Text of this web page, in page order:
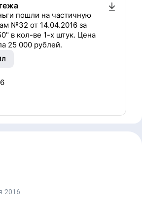
пошли на частичную
№32 от 14.04.2016 за
в кол-ве 1-х штук. Цена
25 000 рублей.
2016